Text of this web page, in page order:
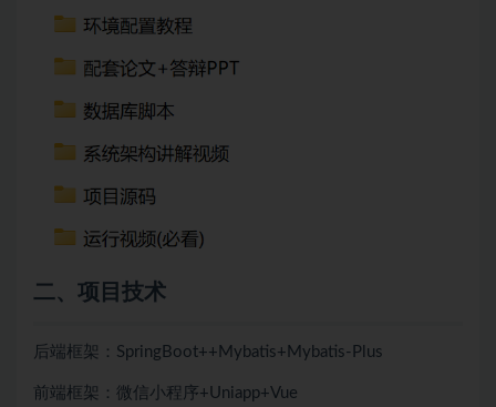
二、项目技术
后端框架：SpringBoot++ Mybatis+ Mybatis-Plus
前端框架：微信小程序+Uniapp+Vue